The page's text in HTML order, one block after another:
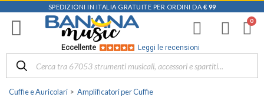
SPEDIZIONI IN ITALIA GRATUITE PER ORDINI DA € 99
Eccellente Leggi le recensioni
Cuffie e Auricolari Amplificatori per Cuffie